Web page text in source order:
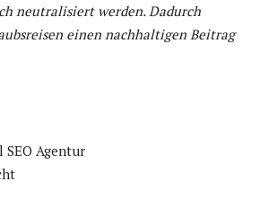
neutralisiert werden. Dadurch
einen nachhaltigen Beitrag
SEO Agentur